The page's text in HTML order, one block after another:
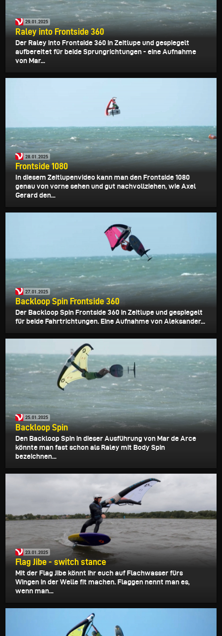
29.01.2025
Raley into Frontside 360
Der Raley into Frontside 360 in Zeitlupe und gespiegelt
aufbereitet für beide Sprungrichtungen - eine Aufnahme
von Mar...
28.01.2025
Frontside 1080
In diesem Zeitlupenvideo kann man den Frontside 1080
genau von vorne sehen und gut nachvollziehen, wie Axel
Gerard den...
27.01.2025
Backloop Spin Frontside 360
Der Backloop Spin Frontside 360 in Zeitlupe und gespiegelt
für beide Fahrtrichtungen. Eine Aufnahme von Aleksander...
25.01.2025
Backloop Spin
Den Backloop Spin in dieser Ausführung von Mar de Arce
könnte man fast schon als Raley mit Body Spin
bezeichnen...
23.01.2025
Flag Jibe - switch stance
Mit der Flag Jibe könnt ihr euch auf Flachwasser fürs
Wingen in der Welle fit machen. Flaggen nennt man es,
wenn man...